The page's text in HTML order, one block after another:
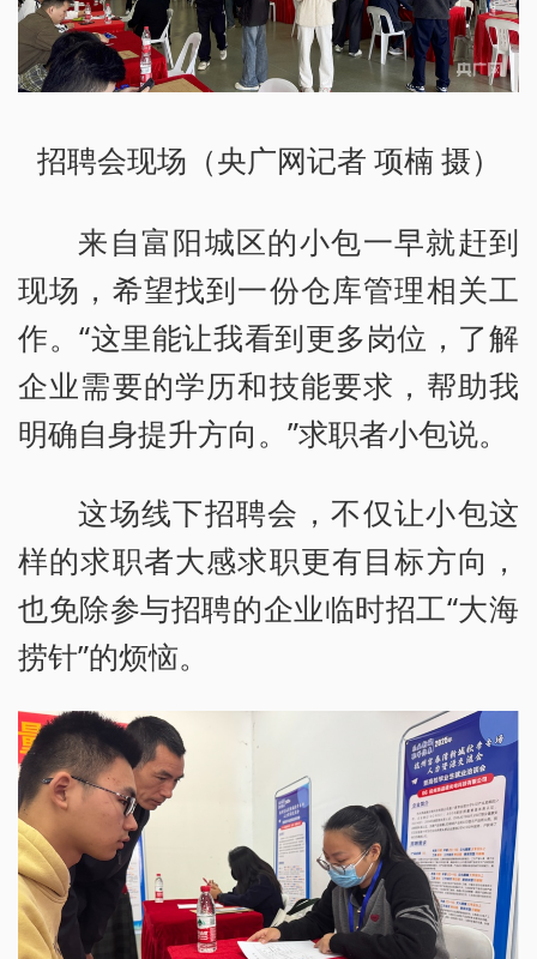
招聘会现场（央广网记者 项楠 摄）
来自富阳城区的小包一早就赶到
现场，希望找到一份仓库管理相关工
作。“这里能让我看到更多岗位，了解
企业需要的学历和技能要求，帮助我
明确自身提升方向。”求职者小包说。
这场线下招聘会，不仅让小包这
样的求职者大感求职更有目标方向，
也免除参与招聘的企业临时招工“大海
捞针”的烦恼。